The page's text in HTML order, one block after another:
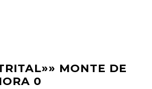
MONTE DE
0